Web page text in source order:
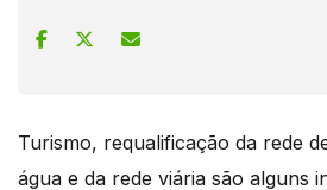
Turismo, requalificação da rede
água e da rede viária são alguns